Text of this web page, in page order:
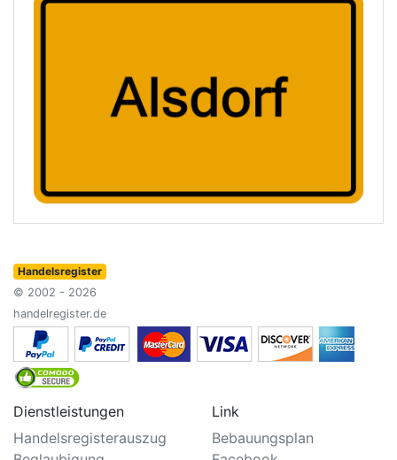
Handelsregister
© 2002 - 2026
handelregister.de
Dienstleistungen
Handelsregisterauszug
Link
Bebauungsplan